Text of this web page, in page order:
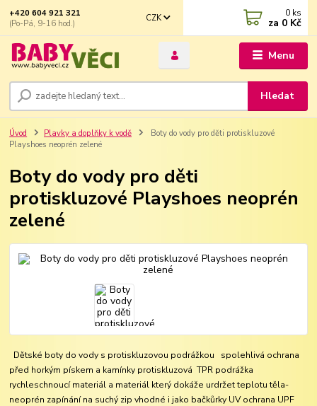
Menu
CZK
Hledat
+420 604 921 321
(Po-Pá, 9-16 hod.)
0 ks
za 0 Kč
Úvod Plavky a doplňky k vodě
Boty do vody pro děti protiskluzové
Playshoes neoprén zelené
Boty do vody pro děti
protiskluzové Playshoes neoprén
zelené
Dětské boty do vody s protiskluzovou podrážkou spolehlivá ochrana
před horkým pískem a kamínky protiskluzová TPR podrážka
rychleschnoucí materiál a materiál který dokáže urdržet teplotu těla-
neoprén zapínání na suchý zip vhodné i jako bačkůrky UV ochrana UPF